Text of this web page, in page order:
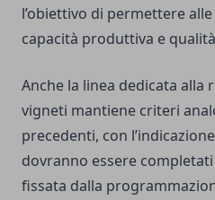
l’obiettivo di permettere
capacità produttiva e
Anche la linea dedicata
vigneti mantiene criteri
precedenti, con
dovranno essere
fissata dalla